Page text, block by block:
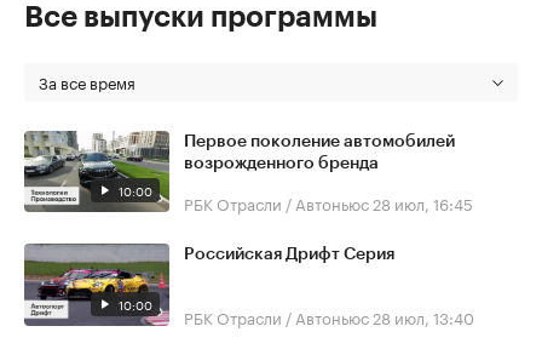
Все выпуски программы
За все время
10:00
Первое поколение автомобилей
возрожденного бренда
РБК Отрасли / Автоньюс 28 июл, 16:45
10:00
Российская Дрифт Серия
РБК Отрасли / Автоньюс 28 июл, 13:40